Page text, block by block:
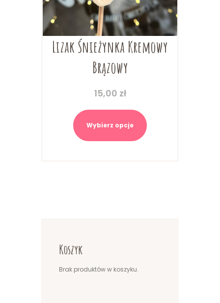
Lizak Śnieżynka Kremowy
Brązowy
15,00 zł
Wybierz opcje
produkt
Koszyk
Brak produktów w koszyku.